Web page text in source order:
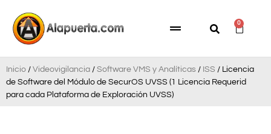
0
Inicio / Videovigilancia / Software VMS y Analíticas / ISS / Licencia
de Software del Módulo de SecurOS UVSS (1 Licencia Requerid
para cada Plataforma de Exploración UVSS)